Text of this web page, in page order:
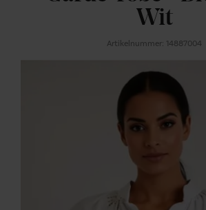
Wit
Artikelnummer: 14887004